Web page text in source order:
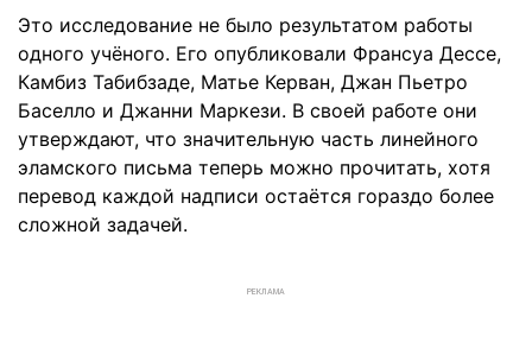
Это исследование не было результатом работы
одного учёного. Его опубликовали Франсуа Дессе,
Камбиз Табибзаде, Матье Керван, Джан Пьетро
Баселло и Джанни Маркези. В своей работе они
утверждают, что значительную часть линейного
эламского письма теперь можно прочитать, хотя
перевод каждой надписи остаётся гораздо более
сложной задачей.
РЕКЛАМА